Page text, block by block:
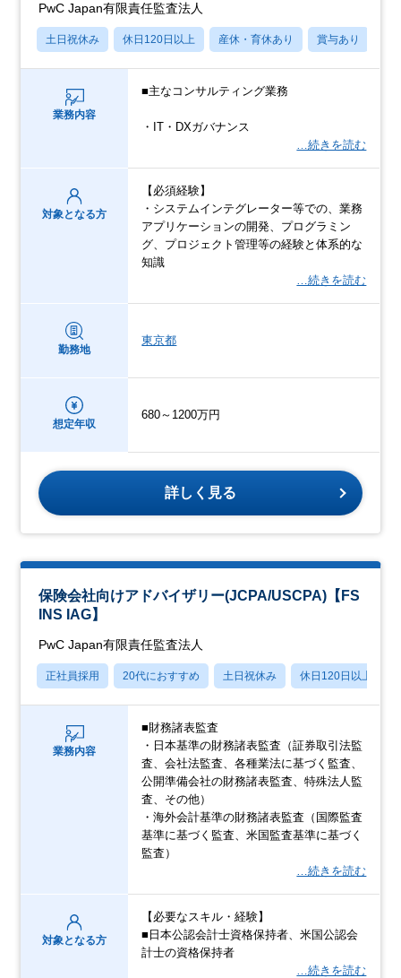
PwC Japan有限責任監査法人
土日祝休み 休日120日以上 産休・育休あり 賞与あり
業務内容
■主なコンサルティング業務
・IT・DXガバナンス
…続きを読む
対象となる方
【必須経験】
・システムインテグレーター等での、業務
アプリケーションの開発、プログラミン
グ、プロジェクト管理等の経験と体系的な
知識
…続きを読む
勤務地
東京都
想定年収
680～1200万円
詳しく見る
保険会社向けアドバイザリー(JCPA/USCPA)【FS
INS IAG】
PwC Japan有限責任監査法人
正社員採用 20代におすすめ 土日祝休み 休日120日以上
業務内容
■財務諸表監査
・日本基準の財務諸表監査（証券取引法監
査、会社法監査、各種業法に基づく監査、
公開準備会社の財務諸表監査、特殊法人監
査、その他）
・海外会計基準の財務諸表監査（国際監査
基準に基づく監査、米国監査基準に基づく
監査）
…続きを読む
対象となる方
【必要なスキル・経験】
■日本公認会計士資格保持者、米国公認会
計士の資格保持者
…続きを読む